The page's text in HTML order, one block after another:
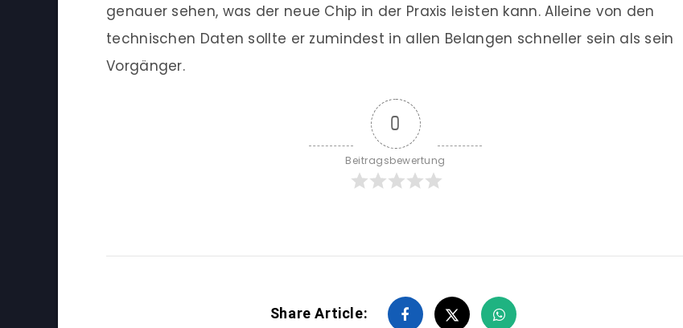
genauer sehen, was der neue Chip in der Praxis leisten kann. Alleine von den
technischen Daten sollte er zumindest in allen Belangen schneller sein als sein
Vorgänger.
0
Beitragsbewertung
Share Article: